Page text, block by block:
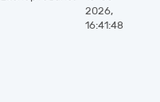
2026,
16:41:48